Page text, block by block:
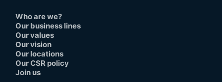
Who are we?
Our business lines
Our values
Our vision
Our locations
Our CSR policy
Join us